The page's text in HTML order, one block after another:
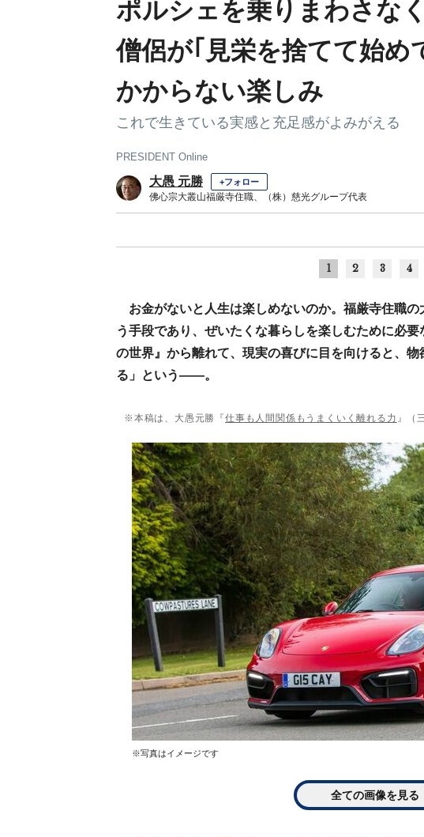
ポルシェを乗りまわさな
僧侶が｢見栄を捨てて始め
かからない楽しみ
これで生きている実感と充足感がよみがえる
PRESIDENT Online
大愚 元勝 +フォロー
佛心宗大叢山福厳寺住職、（株）慈光グループ代表
1 2 3 4
お金がないと人生は楽しめないのか。福厳寺住職
う手段であり、ぜいたくな暮らしを楽しむために必
の世界』から離れて、現実の喜びに目を向けると、
る」という――。
※本稿は、大愚元勝『仕事も人間関係もうまくいく離れる力 』（
※写真はイメージです
全ての画像を見る